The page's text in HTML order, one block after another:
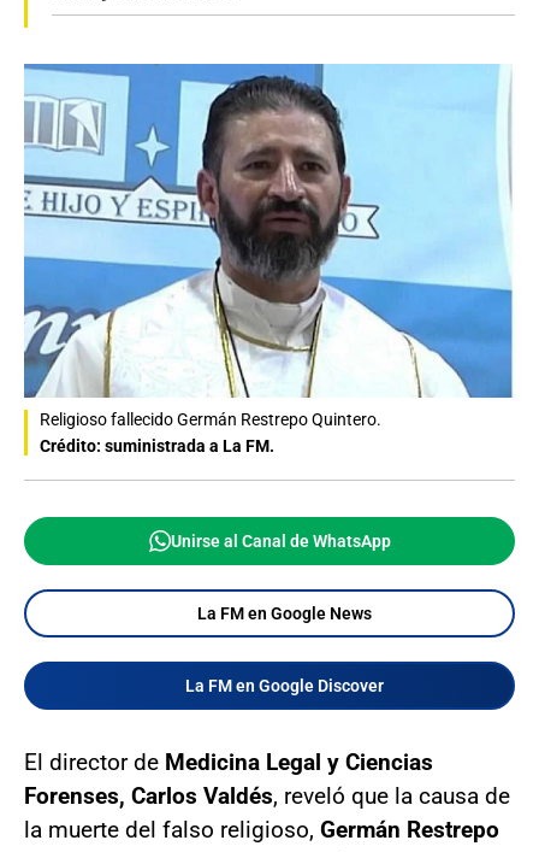
Religioso fallecido Germán Restrepo Quintero.
Crédito: suministrada a La FM.
Unirse al Canal de WhatsApp
La FM en Google News
La FM en Google Discover
El director de Medicina Legal y Ciencias
Forenses, Carlos Valdés, reveló que la causa de
la muerte del falso religioso, Germán Restrepo